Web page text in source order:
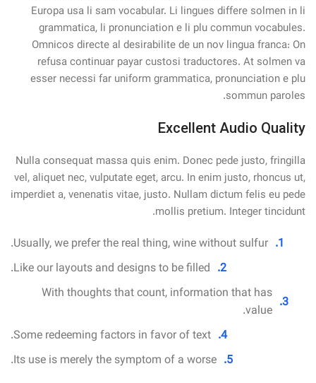
Europa usa li sam vocabular. Li lingues differe solmen in li
grammatica, li pronunciation e li plu commun vocabules.
Omnicos directe al desirabilite de un nov lingua franca: On
refusa continuar payar custosi traductores. At solmen va
esser necessi far uniform grammatica, pronunciation e plu
sommun paroles.
Excellent Audio Quality
Nulla consequat massa quis enim. Donec pede justo, fringilla
vel, aliquet nec, vulputate eget, arcu. In enim justo, rhoncus ut,
imperdiet a, venenatis vitae, justo. Nullam dictum felis eu pede
mollis pretium. Integer tincidunt.
Usually, we prefer the real thing, wine without sulfur.
Like our layouts and designs to be filled.
With thoughts that count, information that has
value.
Some redeeming factors in favor of text.
Its use is merely the symptom of a worse.